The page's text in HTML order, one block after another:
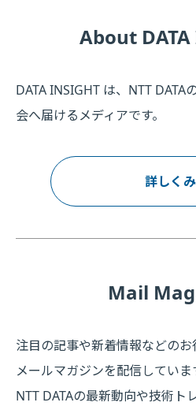
About DATA
DATA INSIGHT は、NTT DATA
会へ届けるメディアです。
詳しく
Mail
注目の記事や新着情報などの
メールマガジンを配信していま
NTT DATAの最新動向や技術ト